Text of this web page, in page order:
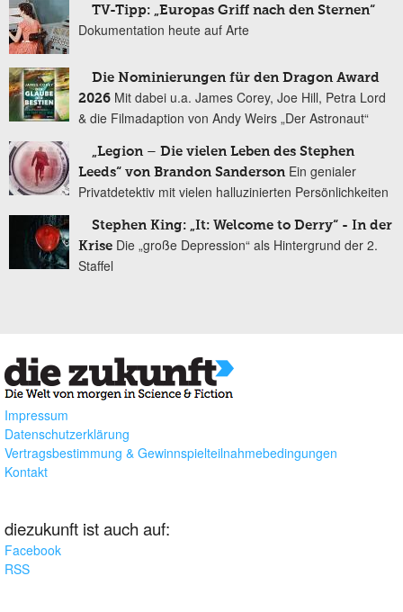
TV-Tipp: „Europas Griff nach den Sternen“
Dokumentation heute auf Arte
Die Nominierungen für den Dragon Award
2026 Mit dabei u.a. James Corey, Joe Hill, Petra Lord
& die Filmadaption von Andy Weirs „Der Astronaut“
„Legion – Die vielen Leben des Stephen
Leeds“ von Brandon Sanderson Ein genialer
Privatdetektiv mit vielen halluzinierten Persönlichkeiten
Stephen King: „It: Welcome to Derry“ - In der
Krise Die „große Depression“ als Hintergrund der 2.
Staffel
Impressum
Datenschutzerklärung
Vertragsbestimmung & Gewinnspielteilnahmebedingungen
Kontakt
diezukunft ist auch auf:
Facebook
RSS